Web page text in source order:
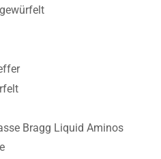
Bragg Liquid Aminos